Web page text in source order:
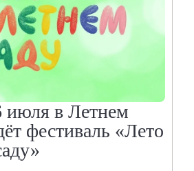
июля в Летнем
фестиваль «Лето